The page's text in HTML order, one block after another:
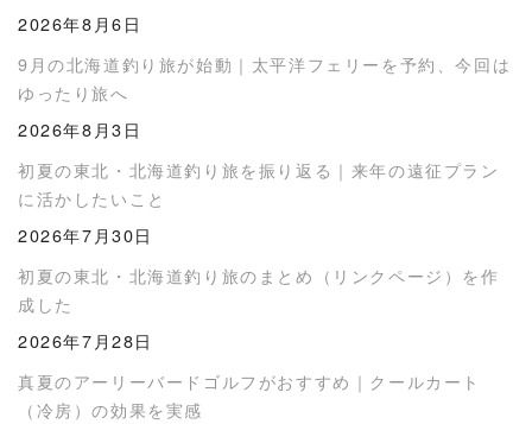
2026年8月6日
9月の北海道釣り旅が始動｜太平洋フェリーを予約、今回は
ゆったり旅へ
2026年8月3日
初夏の東北・北海道釣り旅を振り返る｜来年の遠征プラン
に活かしたいこと
2026年7月30日
初夏の東北・北海道釣り旅のまとめ（リンクページ）を作
成した
2026年7月28日
真夏のアーリーバードゴルフがおすすめ｜クールカート
（冷房）の効果を実感